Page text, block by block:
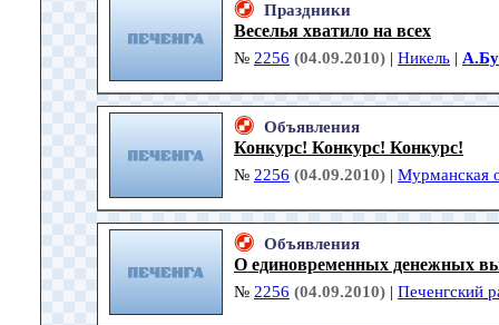
Праздники
Веселья хватило на всех
№ 2256 (04.09.2010) | Никель |
Объявления
Конкурс! Конкурс! Конкурс!
№ 2256 (04.09.2010) | Мурманская
Объявления
О единовременных денежных
№ 2256 (04.09.2010) | Печенгский